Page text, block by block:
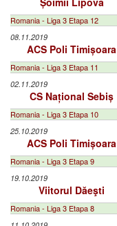
Romania - Liga 3 Etapa 12
08.11.2019
ACS Poli Timișoara
Romania - Liga 3 Etapa 11
02.11.2019
CS Național Sebiș
Romania - Liga 3 Etapa 10
25.10.2019
ACS Poli Timișoara
Romania - Liga 3 Etapa 9
19.10.2019
Viitorul Dăeşti
Romania - Liga 3 Etapa 8